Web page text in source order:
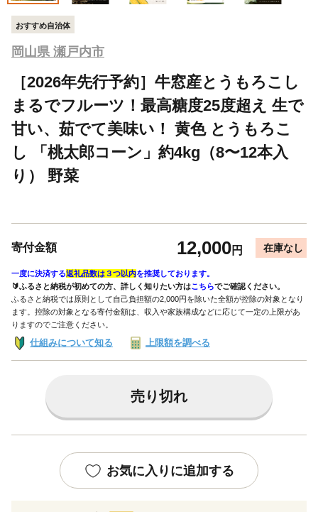
おすすめ自治体
岡山県 瀬戸内市
［2026年先行予約］牛窓産とうもろこし
まるでフルーツ！最高糖度25度超え 生で
甘い、茹でて美味い！ 黄色 とうもろこ
し 「桃太郎コーン」約4kg（8〜12本入
り） 野菜
寄付金額 12,000円 在庫なし
一度に決済する返礼品数は３つ以内を推奨しております。
🔰ふるさと納税が初めての方、詳しく知りたい方はこちらでご確認ください。
ふるさと納税では原則として自己負担額の2,000円を除いた全額が控除の対象となり
ます。控除の対象となる寄付金額は、収入や家族構成などに応じて一定の上限があ
りますのでご注意ください。
仕組みについて知る 上限額を調べる
売り切れ
お気に入りに追加する